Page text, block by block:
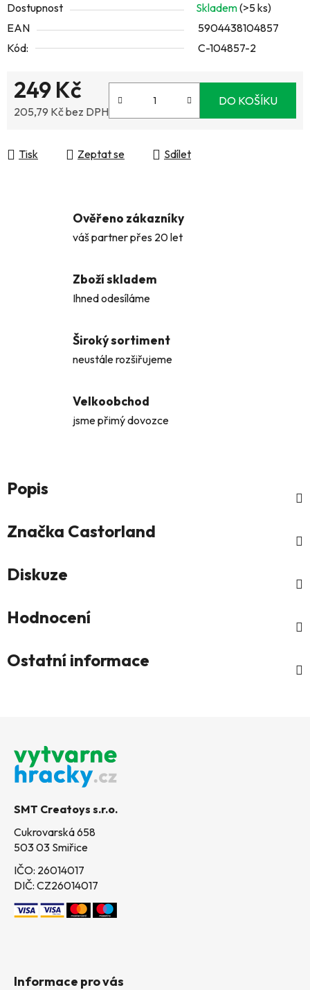
Dostupnost Skladem(>5 ks)
EAN
5904438104857
Kód:
C-104857-2
249 Kč
205,79 Kč bez DPH
DO KOŠÍKU
Tisk Zeptat se Sdílet
Ověřeno zákazníky
váš partner přes 20 let
Zboží skladem
Ihned odesíláme
Široký sortiment
neustále rozšiřujeme
Velkoobchod
jsme přimý dovozce
Popis
Značka Castorland
Diskuze
Hodnocení
Ostatní informace
SMT Creatoys s.r.o.
Cukrovarská 658
503 03 Smiřice
IČO: 26014017
DIČ: CZ26014017
Informace pro vás